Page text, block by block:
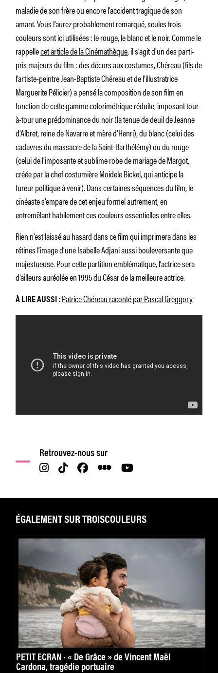
maladie de son frère ou encore l’accident tragique de son
amant. Vous l’aurez probablement remarqué, seules trois
couleurs sont ici utilisées : le rouge, le blanc et le noir. Comme le
rappellecet article de la Cinémathèque, il s’agit d’un des parti-
pris majeurs du film : des décors aux costumes, Chéreau (fils de
l’artiste-peintre Jean-Baptiste Chéreau et de l’illustratrice
Marguerite Pélicier) a pensé la composition de son film en
fonction de cette gamme colorimétrique réduite, imposant tour-
à-tour une prédominance du noir (la tenue de deuil de Jeanne
d’Albret, reine de Navarre et mère d’Henri), du blanc (celui des
cadavres du massacre de la Saint-Barthélémy) ou du rouge
(celui de l’imposante et sublime robe de mariage de Margot,
créée par la chef costumière Moidele Bickel, qui anticipe la
fureur politique à venir). Dans certaines séquences du film, le
cinéaste s’empare de cet enjeu formel autrement, en
entremêlant habilement ces couleurs essentielles entre elles.
Rien n’est laissé au hasard dans ce film qui imprimera dans les
rétines l’image d’une Isabelle Adjani aussi bouleversante que
majestueuse. Pour cette partition emblématique, l’actrice sera
d’ailleurs auréolée en 1995 du César de la meilleure actrice.
À LIRE AUSSI : Patrice Chéreau raconté par Pascal Greggory
Retrouvez-nous sur
ÉGALEMENT SUR TROISCOULEURS
PETIT ÉCRAN · « De Grâce » de Vincent Maël
Cardona, tragédie portuaire